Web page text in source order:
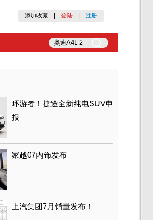
添加收藏 登陆 注册
环游者！捷途全新纯电SUV申
报
家越07内饰发布
上汽集团7月销量发布！